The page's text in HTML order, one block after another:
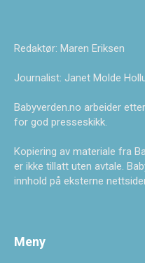
Redaktør: Maren Eriksen
Journalist: Janet Molde
Babyverden.no arbeider
for god presseskikk.
Kopiering av materiale fra
er ikke tillatt uten avtale.
innhold på eksterne
Meny